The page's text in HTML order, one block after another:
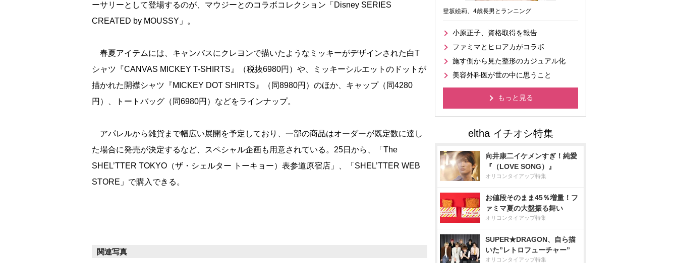
ーサリーとして登場するのが、マウジーとのコラボコレクション「Disney SERIES
CREATED by MOUSSY」。
春夏アイテムには、キャンバスにクレヨンで描いたようなミッキーがデザインされた白T
シャツ『CANVAS MICKEY T-SHIRTS』（税抜6980円）や、ミッキーシルエットのドットが
描かれた開襟シャツ『MICKEY DOT SHIRTS』（同8980円）のほか、キャップ（同4280
円）、トートバッグ（同6980円）などをラインナップ。
アパレルから雑貨まで幅広い展開を予定しており、一部の商品はオーダーが既定数に達し
た場合に発売が決定するなど、スペシャル企画も用意されている。25日から、「The
SHEL’TTER TOKYO（ザ・シェルター トーキョー）表参道原宿店」、「SHEL’TTER WEB
STORE」で購入できる。
関連写真
登坂絵莉、4歳長男とランニング
小原正子、資格取得を報告
ファミマとヒロアカがコラボ
施す側から見た整形のカジュアル化
美容外科医が世の中に思うこと
もっと見る
向井康二イケメンすぎ！純愛
『（LOVE SONG）』
オリコンタイアップ特集
お値段そのまま45％増量！フ
ァミマ夏の大盤振る舞い
オリコンタイアップ特集
SUPER★DRAGON、自ら描
いた”レトロフューチャー”
オリコンタイアップ特集